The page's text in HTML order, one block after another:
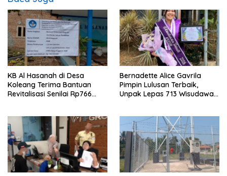
KB Al Hasanah di Desa
Koleang Terima Bantuan
Revitalisasi Senilai Rp766
Bernadette Alice Gavrila
Pimpin Lulusan Terbaik,
Unpak Lepas 713 Wisudawan